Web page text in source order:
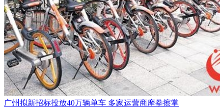
广州拟新招标投放40万辆单车 多家运营商摩拳擦掌